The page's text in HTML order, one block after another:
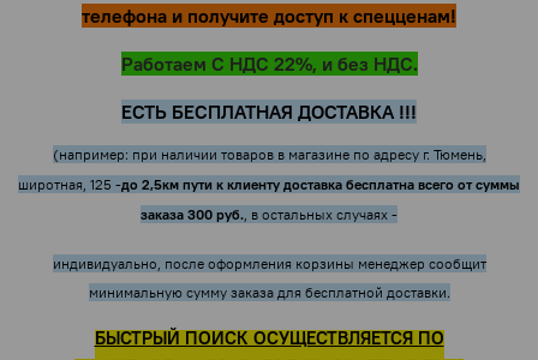
телефона и получите доступ к спецценам!
Работаем С НДС 22%, и без НДС.
ЕСТЬ БЕСПЛАТНАЯ ДОСТАВКА !!!
(например: при наличии товаров в магазине по адресу г. Тюмень,
широтная, 125 -до 2,5км пути к клиенту доставка бесплатна всего от суммы
заказа 300 руб., в остальных случаях -
индивидуально, после оформления корзины менеджер сообщит
минимальную сумму заказа для бесплатной доставки.
БЫСТРЫЙ ПОИСК ОСУЩЕСТВЛЯЕТСЯ ПО